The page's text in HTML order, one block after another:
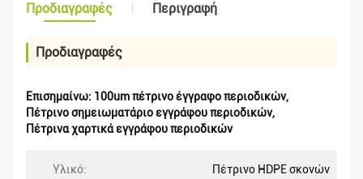
Προδιαγραφές Περιγραφή
Προδιαγραφές
Επισημαίνω: 100um πέτρινο έγγραφο περιοδικών,
Πέτρινο σημειωματάριο εγγράφου περιοδικών,
Πέτρινα χαρτικά εγγράφου περιοδικών
Υλικό: Πέτρινο HDPE σκονών